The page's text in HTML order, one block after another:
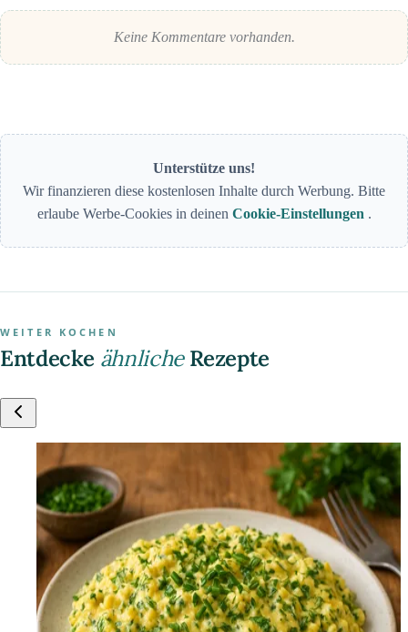
Keine Kommentare vorhanden.
Unterstütze uns!
Wir finanzieren diese kostenlosen Inhalte durch Werbung. Bitte
erlaube Werbe-Cookies in deinen Cookie-Einstellungen .
WEITER KOCHEN
Entdecke ähnlicheRezepte